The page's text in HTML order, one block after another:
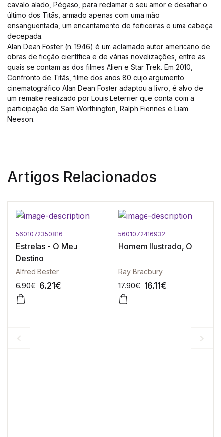
cavalo alado, Pégaso, para reclamar o seu amor e desafiar o
último dos Titãs, armado apenas com uma mão
ensanguentada, um encantamento de feiticeiras e uma cabeça
decepada.
Alan Dean Foster (n. 1946) é um aclamado autor americano de
obras de ficção científica e de várias novelizações, entre as
quais se contam as dos filmes Alien e Star Trek. Em 2010,
Confronto de Titãs, filme dos anos 80 cujo argumento
cinematográfico Alan Dean Foster adaptou a livro, é alvo de
um remake realizado por Louis Leterrier que conta com a
participação de Sam Worthington, Ralph Fiennes e Liam
Neeson.
Artigos Relacionados
5601072350816
Estrelas - O Meu
Destino
Alfred Bester
6.90€ 6.21€
-10%
5601072416932
Homem Ilustrado, O
Ray Bradbury
17.90€ 16.11€